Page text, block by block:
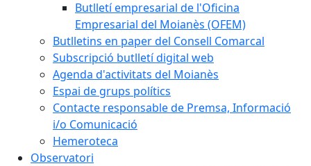
Butlletí empresarial de l'Oficina
Empresarial del Moianès (OFEM)
Butlletins en paper del Consell Comarcal
Subscripció butlletí digital web
Agenda d'activitats del Moianès
Espai de grups polítics
Contacte responsable de Premsa, Informació
i/o Comunicació
Hemeroteca
Observatori